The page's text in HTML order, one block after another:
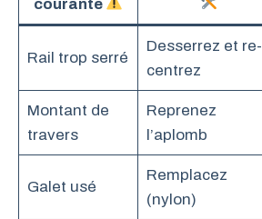
courante
Rail trop serré
Desserrez et re-
centrez
Montant de
travers
Reprenez
l’aplomb
Galet usé
Remplacez
(nylon)